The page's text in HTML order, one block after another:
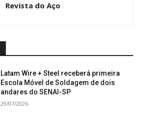
Revista do Aço
Latam Wire + Steel receberá primeira
Escola Móvel de Soldagem de dois
andares do SENAI-SP
29/07/2026